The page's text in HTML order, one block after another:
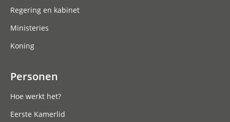
Regering en kabinet
Ministeries
Koning
Personen
Hoe werkt het?
Eerste Kamerlid